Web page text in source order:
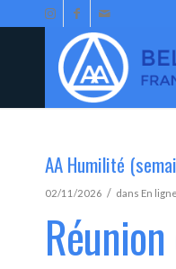
AA Humilité
02/11/2026 / dans En